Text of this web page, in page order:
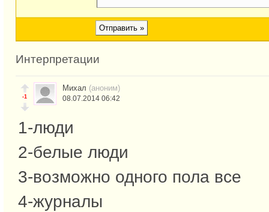
Интерпретации
-1
Михал (аноним)
08.07.2014 06:42
1-люди
2-белые люди
3-возможно одного пола все
4-журналы